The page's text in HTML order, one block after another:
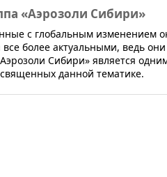
«Аэрозоли Сибири»
с глобальным изменением
все более актуальными, ведь
Сибири» является
данной тематике.